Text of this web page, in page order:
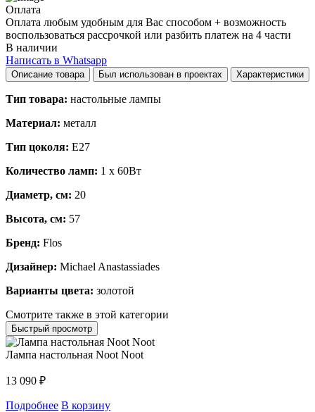
Оплата
Оплата любым удобным для Вас способом + возможность
воспользоваться рассрочкой или разбить платеж на 4 части
В наличии
Написать в Whatsapp
Описание товара Был использован в проектах Характеристики
Тип товара: настольные лампы
Материал: металл
Тип цоколя: E27
Количество ламп: 1 x 60Вт
Диаметр, см: 20
Высота, см: 57
Бренд: Flos
Дизайнер: Michael Anastassiades
Варианты цвета: золотой
Смотрите также в этой категории
Быстрый просмотр
Лампа настольная Noot Noot
13 090 ₽
Подробнее В корзину